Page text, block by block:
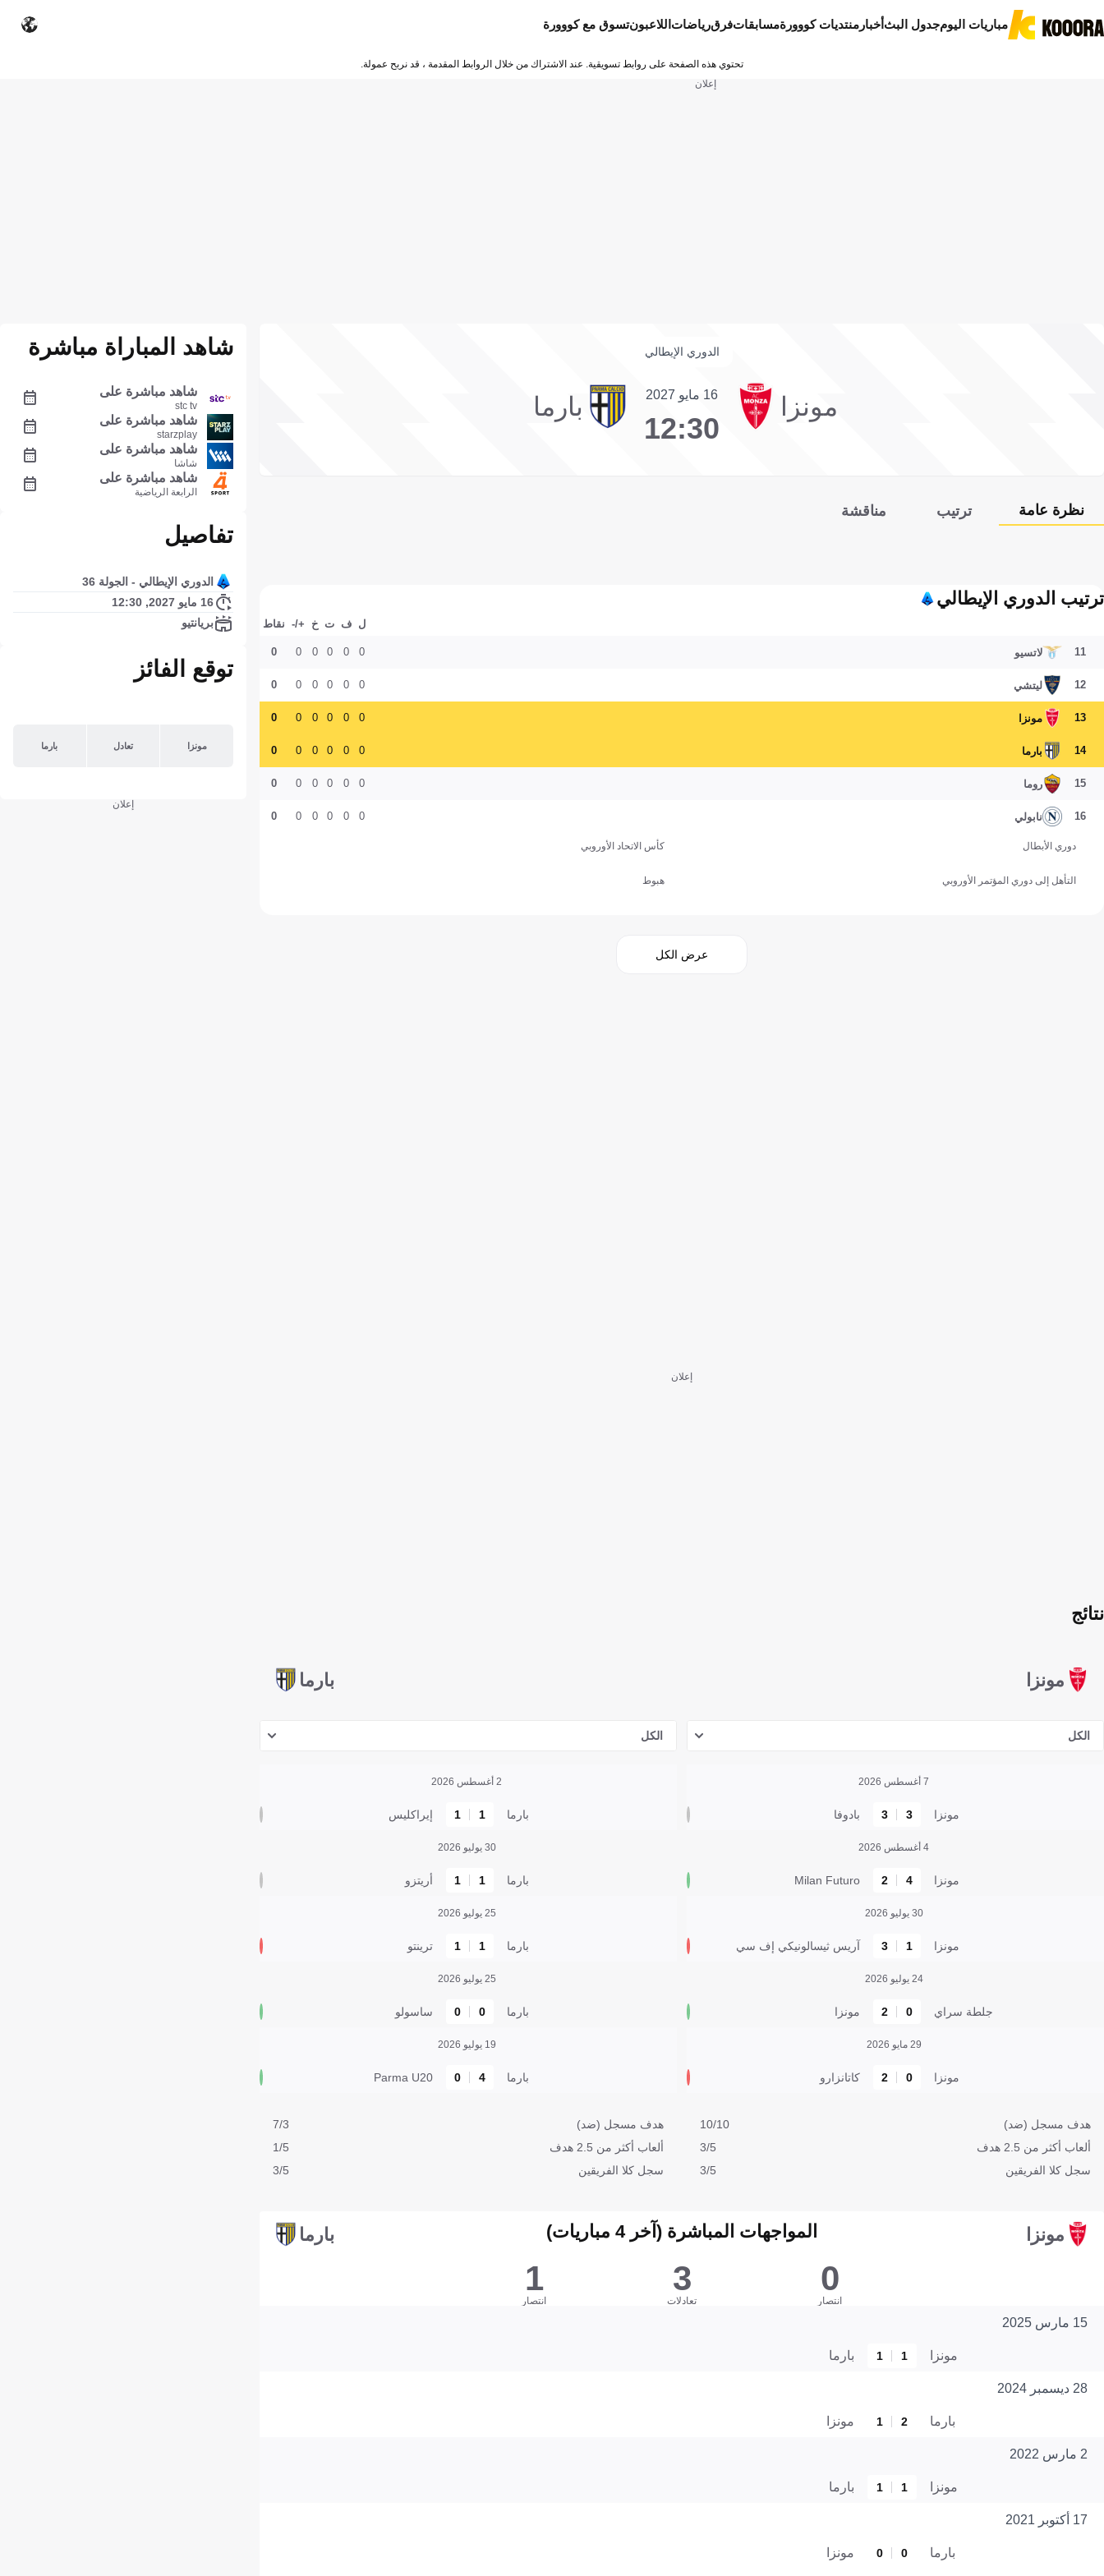
مباريات اليومجدول البثأخبار منتديات كووورةمسابقاتفرقرياضات اللاعبونتسوق مع كووورة
تحتوي هذه الصفحة على روابط تسويقية. عند الاشتراك من خلال الروابط المقدمة ، قد نربح عمولة.
إعلان
الدوري الإيطالي
مونزا 16 مايو 2027
12:30
بارما
نظرة عامة ترتيب مناقشة
ترتيب الدوري الإيطالي
ل ف ت خ +/- نقاط
11 لاتسيو 0
0
0
0
0
0
12 ليتشي 0
0
0
0
0
0
13 مونزا 0
0
0
0
0
0
14 بارما 0
0
0
0
0
0
15 روما 0
0
0
0
0
0
16 نابولي 0
0
0
0
0
0
دوري الأبطال كأس الاتحاد الأوروبي
التأهل إلى دوري المؤتمر الأوروبي هبوط
عرض الكل
إعلان
مونزا
نتائج
بارما
الكل
7 أغسطس 2026
مونزا 3
3 بادوفا
4 أغسطس 2026
مونزا 4
2
Milan Futuro
30 يوليو 2026
مونزا 1
3 آريس ثيسالونيكي إف سي
24 يوليو 2026
جلطة سراي 0
2 مونزا
29 مايو 2026
مونزا 0
2 كاتانزارو
هدف مسجل (ضد)
10/10
ألعاب أكثر من 2.5 هدف
3/5
سجل كلا الفريقين
3/5
الكل
2 أغسطس 2026
بارما 1
1 إيراكليس
30 يوليو 2026
بارما 1
1 أريتزو
25 يوليو 2026
بارما 1
1 ترينتو
25 يوليو 2026
بارما 0
0 ساسولو
19 يوليو 2026
بارما 4
0
Parma U20
هدف مسجل (ضد)
7/3
ألعاب أكثر من 2.5 هدف
1/5
سجل كلا الفريقين
3/5
مونزا المواجهات المباشرة (آخر 4 مباريات) بارما
0
انتصار
3
تعادلات
1
انتصار
15 مارس 2025
مونزا 1
1 بارما
28 ديسمبر 2024
بارما 2
1 مونزا
2 مارس 2022
مونزا 1
1 بارما
17 أكتوبر 2021
بارما 0
0 مونزا
شاهد المباراة مباشرة
شاهد مباشرة على
stc tv
شاهد مباشرة على
starzplay
شاهد مباشرة على
شاشا
شاهد مباشرة على
الرابعة الرياضية
تفاصيل
الدوري الإيطالي - الجولة 36
16 مايو 2027, 12:30
بريانتيو
توقع الفائز
مونزا تعادل بارما
إعلان